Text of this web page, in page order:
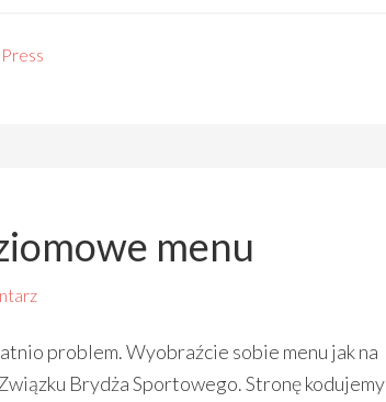
menu
problem. Wyobraźcie sobie menu jak na
Brydża Sportowego. Stronę kodujemy